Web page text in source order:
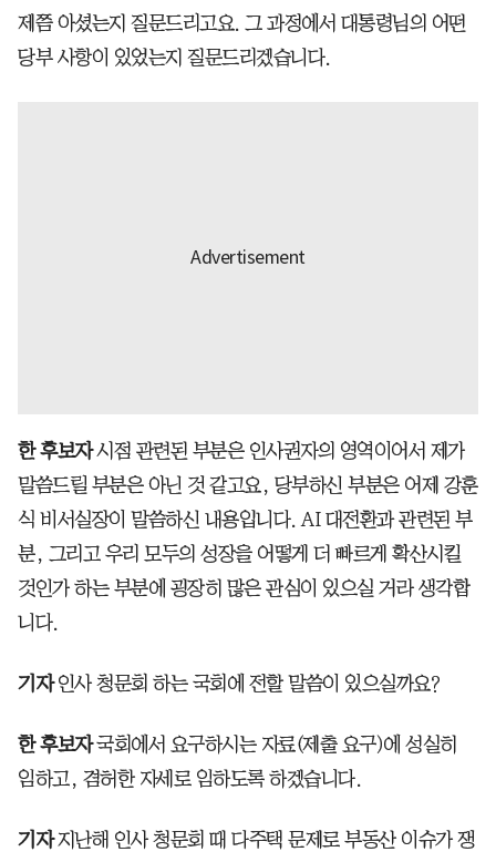
제쯤 아셨는지 질문드리고요. 그 과정에서 대통령님의 어떤
당부 사항이 있었는지 질문드리겠습니다.
한 후보자시점 관련된 부분은 인사권자의 영역이어서 제가
말씀드릴 부분은 아닌 것 같고요, 당부하신 부분은 어제 강훈
식 비서실장이 말씀하신 내용입니다. AI 대전환과 관련된 부
분, 그리고 우리 모두의 성장을 어떻게 더 빠르게 확산시킬
것인가 하는 부분에 굉장히 많은 관심이 있으실 거라 생각합
니다.
기자인사 청문회 하는 국회에 전할 말씀이 있으실까요?
한 후보자국회에서 요구하시는 자료(제출 요구)에 성실히
임하고, 겸허한 자세로 임하도록 하겠습니다.
기자지난해 인사 청문회 때 다주택 문제로 부동산 이슈가 쟁